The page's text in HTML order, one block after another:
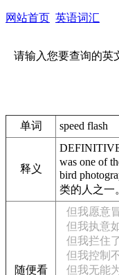
网站首页 英语词汇
请输入您要查询的英
单词 speed flash
释义
was one of
bird
类的人之一
随便看
但我愿意
但我执意
但我拦住
但我控制
但我无能